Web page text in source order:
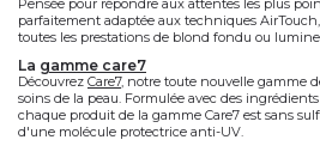
La gamme Blondie. comprend :
Unepoudre décolorante non volatile,
Desoxydants crème10, 20 et 30 volumes en
Unshampoing violet déjaunisseur 300 ml,
immédiate